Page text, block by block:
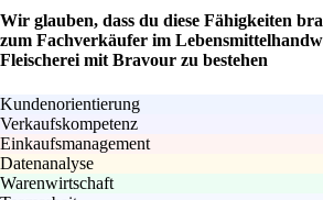
Wir glauben, dass du diese Fähigkeiten
zum Fachverkäufer im
Fleischerei mit Bravour zu bestehen
Kundenorientierung
Verkaufskompetenz
Einkaufsmanagement
Datenanalyse
Warenwirtschaft